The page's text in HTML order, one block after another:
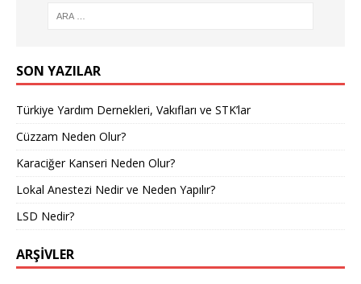
SON YAZILAR
Türkiye Yardım Dernekleri, Vakıfları ve STK’lar
Cüzzam Neden Olur?
Karaciğer Kanseri Neden Olur?
Lokal Anestezi Nedir ve Neden Yapılır?
LSD Nedir?
ARŞIVLER